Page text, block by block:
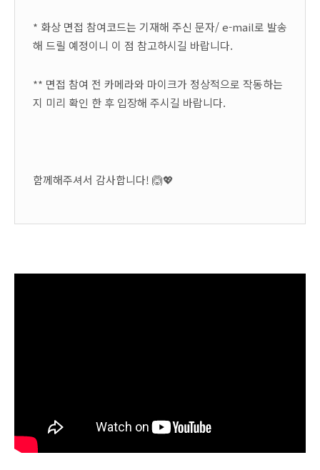
* 화상 면접 참여코드는 기재해 주신 문자/ e-mail로 발송
해 드릴 예정이니 이 점 참고하시길 바랍니다.
** 면접 참여 전 카메라와 마이크가 정상적으로 작동하는
지 미리 확인 한 후 입장해 주시길 바랍니다.
함께해주셔서 감사합니다! 🙆‍💖